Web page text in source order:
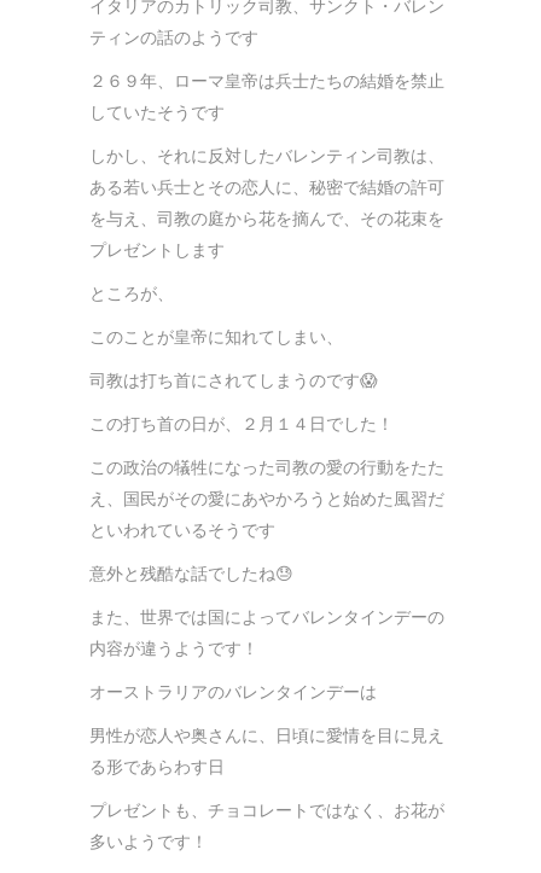
イタリアのカトリック司教、サンクト・バレン
ティンの話のようです
２６９年、ローマ皇帝は兵士たちの結婚を禁止
していたそうです
しかし、それに反対したバレンティン司教は、
ある若い兵士とその恋人に、秘密で結婚の許可
を与え、司教の庭から花を摘んで、その花束を
プレゼントします
ところが、
このことが皇帝に知れてしまい、
司教は打ち首にされてしまうのです😱
この打ち首の日が、２月１４日でした！
この政治の犠牲になった司教の愛の行動をたた
え、国民がその愛にあやかろうと始めた風習だ
といわれているそうです
意外と残酷な話でしたね😓
また、世界では国によってバレンタインデーの
内容が違うようです！
オーストラリアのバレンタインデーは
男性が恋人や奥さんに、日頃に愛情を目に見え
る形であらわす日
プレゼントも、チョコレートではなく、お花が
多いようです！